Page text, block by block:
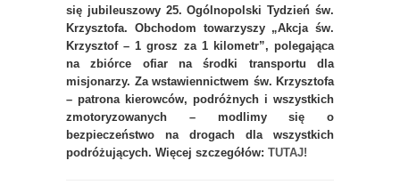
się jubileuszowy 25. Ogólnopolski Tydzień św.
Krzysztofa. Obchodom towarzyszy „Akcja św.
Krzysztof – 1 grosz za 1 kilometr”, polegająca
na zbiórce ofiar na środki transportu dla
misjonarzy. Za wstawiennictwem św. Krzysztofa
– patrona kierowców, podróżnych i wszystkich
zmotoryzowanych – modlimy się o
bezpieczeństwo na drogach dla wszystkich
podróżujących. Więcej szczegółów: TUTAJ!